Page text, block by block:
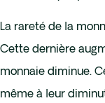
La rareté de la
Cette dernière
monnaie diminue.
même à leur